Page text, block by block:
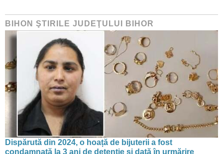
BIHON ŞTIRILE JUDEŢULUI BIHOR
Dispărută din 2024, o hoață de bijuterii a fost
condamnată la 3 ani de detenție și dată în urmărire